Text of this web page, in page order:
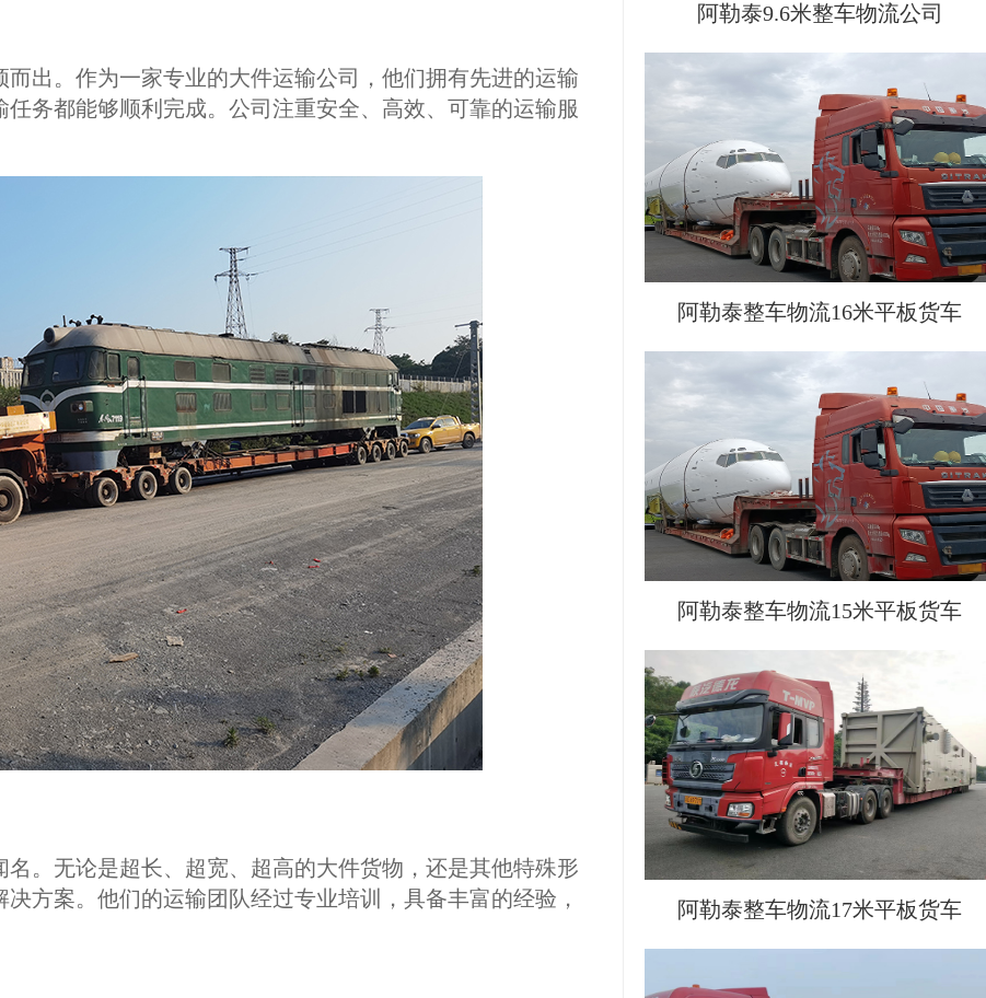
出。作为一家专业的大件运输公司，他们拥有先进的运输
务都能够顺利完成。公司注重安全、高效、可靠的运输服
。无论是超长、超宽、超高的大件货物，还是其他特殊形
方案。他们的运输团队经过专业培训，具备丰富的经验，
阿勒泰9.6米整车物流公司
阿勒泰整车物流16米平板货车
阿勒泰整车物流15米平板货车
阿勒泰整车物流17米平板货车